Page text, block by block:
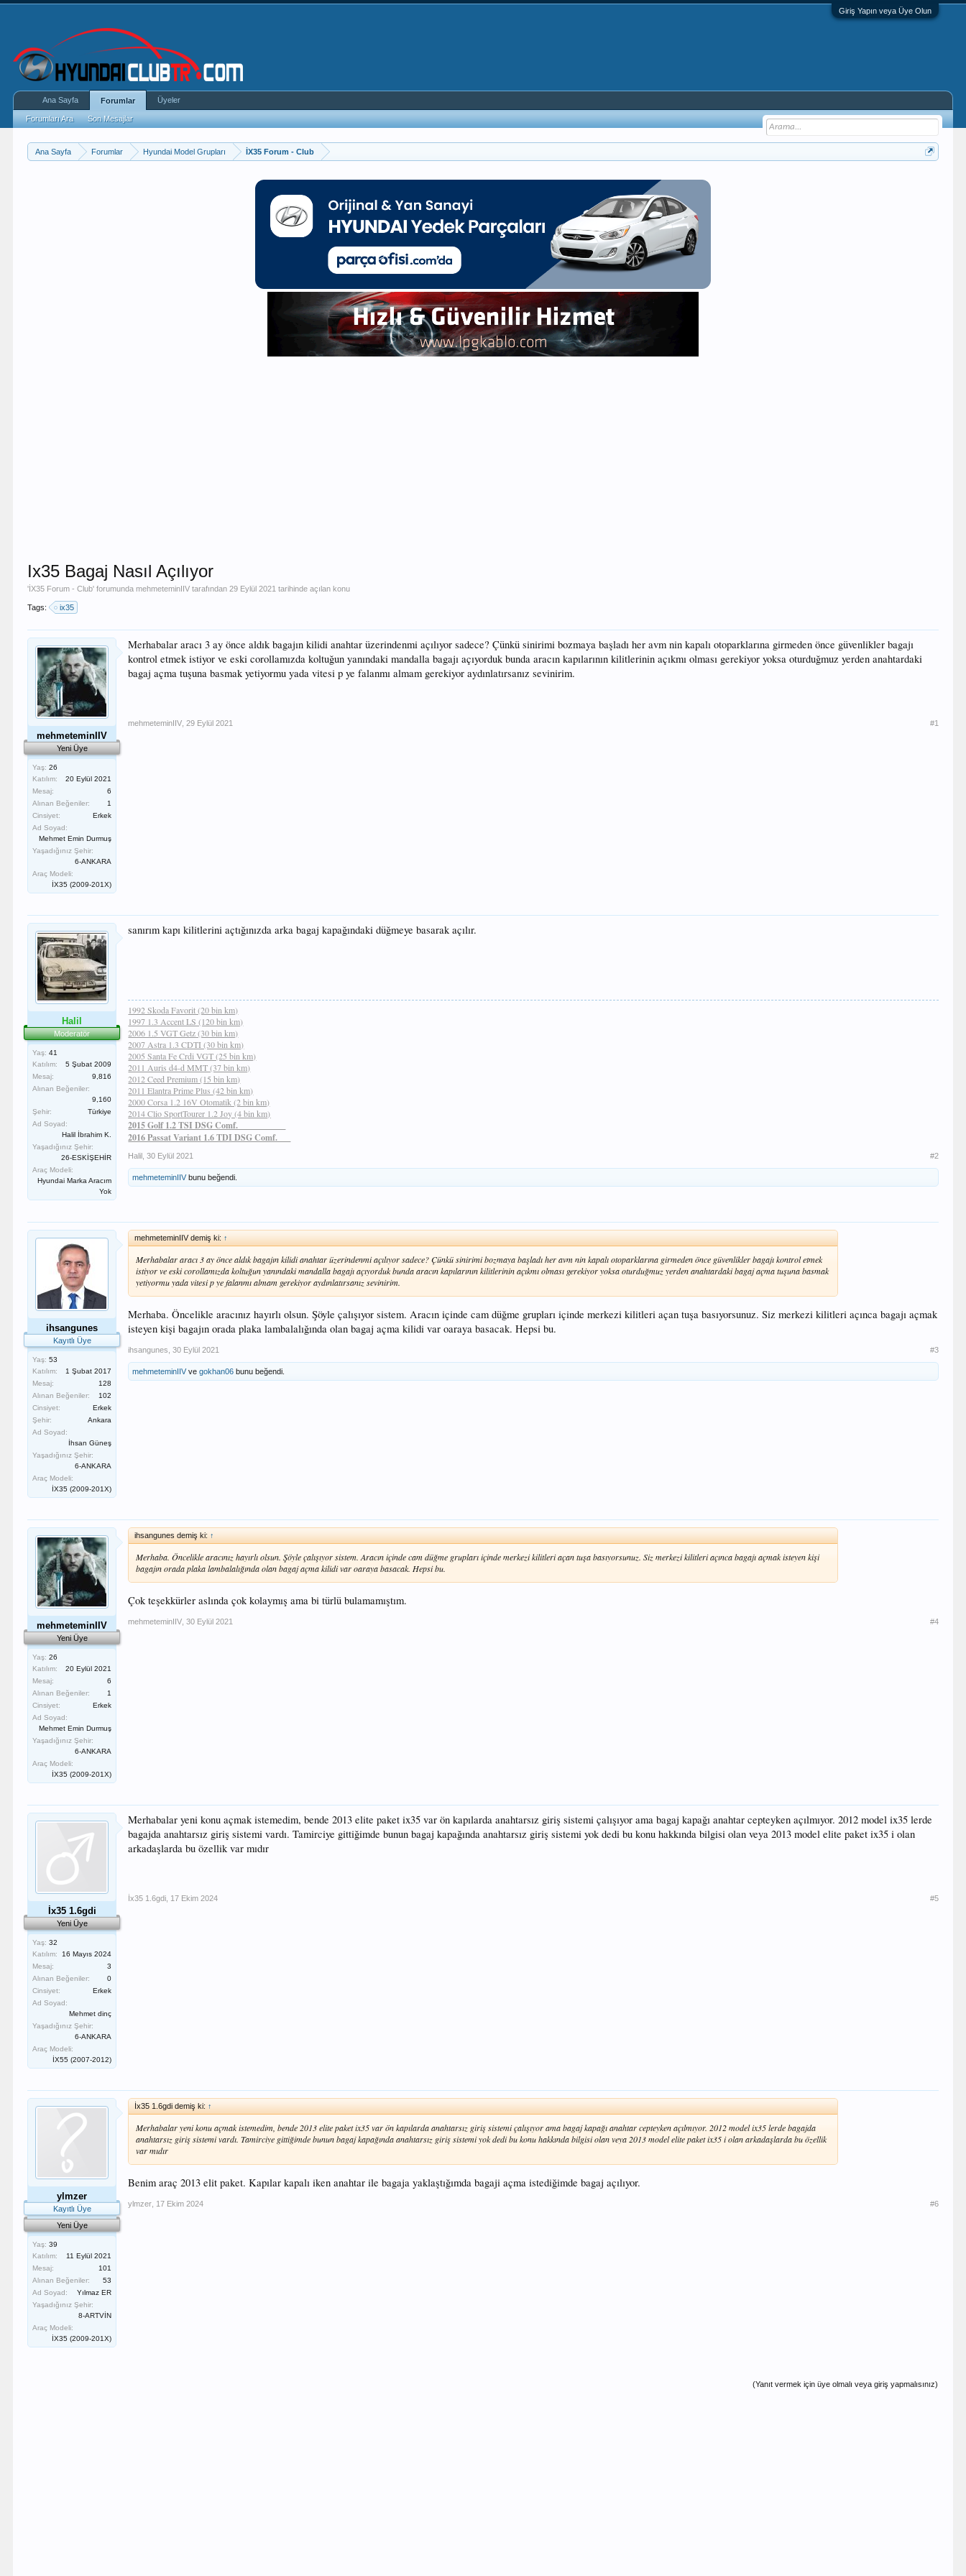
Giriş Yapın veya Üye Olun
Ana Sayfa Forumlar Hyundai Model Grupları İX35 Forum - Club
Ix35 Bagaj Nasıl Açılıyor
'İX35 Forum - Club' forumundamehmeteminIIV tarafından29 Eylül 2021 tarihinde açılan konu
Tags: ix35
mehmeteminIIV
Yeni Üye
Yaş: 26
Katılım:
20 Eylül 2021
Mesaj:
6
Alınan Beğeniler:
1
Cinsiyet:
Erkek
Ad Soyad:
Mehmet Emin Durmuş
Yaşadığınız Şehir:
6-ANKARA
Araç Modeli:
İX35 (2009-201X)
Merhabalar aracı 3 ay önce aldık bagajın kilidi anahtar üzerindenmi açılıyor sadece? Çünkü sinirimi bozmaya başladı her avm nin kapalı otoparklarına girmeden önce güvenlikler bagajı
kontrol etmek istiyor ve eski corollamızda koltuğun yanındaki mandalla bagajı açıyorduk bunda aracın kapılarının kilitlerinin açıkmı olması gerekiyor yoksa oturduğmuz yerden anahtardaki
bagaj açma tuşuna basmak yetiyormu yada vitesi p ye falanmı almam gerekiyor aydınlatırsanız sevinirim.
mehmeteminIIV 29 Eylül 2021 #1
Halil
Moderatör
Yaş: 41
Katılım:
5 Şubat 2009
Mesaj:
9,816
Alınan Beğeniler:
9,160
Şehir:
Türkiye
Ad Soyad:
Halil İbrahim K.
Yaşadığınız Şehir:
26-ESKİŞEHİR
Araç Modeli:
Hyundai Marka Aracım
Yok
sanırım kapı kilitlerini açtığınızda arka bagaj kapağındaki düğmeye basarak açılır.
1992 Skoda Favorit (20 bin km)
1997 1.3 Accent LS (120 bin km)
2006 1.5 VGT Getz (30 bin km)
2007 Astra 1.3 CDTI (30 bin km)
2005 Santa Fe Crdi VGT (25 bin km)
2011 Auris d4-d MMT (37 bin km)
2012 Ceed Premium (15 bin km)
2011 Elantra Prime Plus (42 bin km)
2000 Corsa 1.2 16V Otomatik (2 bin km)
2014 Clio SportTourer 1.2 Joy(4 bin km)
2015 Golf 1.2 TSI DSG Comf.___________
2016 Passat Variant 1.6 TDI DSG Comf.___
Halil 30 Eylül 2021 #2
mehmeteminIIV bunu beğendi.
ihsangunes
Kayıtlı Üye
Yaş: 53
Katılım:
1 Şubat 2017
Mesaj:
128
Alınan Beğeniler:
102
Cinsiyet:
Erkek
Şehir:
Ankara
Ad Soyad:
İhsan Güneş
Yaşadığınız Şehir:
6-ANKARA
Araç Modeli:
İX35 (2009-201X)
mehmeteminIIV demiş ki: ↑
Merhabalar aracı 3 ay önce aldık bagajın kilidi anahtar üzerindenmi açılıyor sadece? Çünkü sinirimi bozmaya başladı her avm nin kapalı otoparklarına girmeden önce güvenlikler bagajı kontrol etmek
istiyor ve eski corollamızda koltuğun yanındaki mandalla bagajı açıyorduk bunda aracın kapılarının kilitlerinin açıkmı olması gerekiyor yoksa oturduğmuz yerden anahtardaki bagaj açma tuşuna basmak
yetiyormu yada vitesi p ye falanmı almam gerekiyor aydınlatırsanız sevinirim.
Merhaba. Öncelikle aracınız hayırlı olsun. Şöyle çalışıyor sistem. Aracın içinde cam düğme grupları içinde merkezi kilitleri açan tuşa basıyorsunuz. Siz merkezi kilitleri açınca bagajı açmak
isteyen kişi bagajın orada plaka lambalalığında olan bagaj açma kilidi var oaraya basacak. Hepsi bu.
ihsangunes 30 Eylül 2021 #3
mehmeteminIIV vegokhan06 bunu beğendi.
mehmeteminIIV
Yeni Üye
Yaş: 26
Katılım:
20 Eylül 2021
Mesaj:
6
Alınan Beğeniler:
1
Cinsiyet:
Erkek
Ad Soyad:
Mehmet Emin Durmuş
Yaşadığınız Şehir:
6-ANKARA
Araç Modeli:
İX35 (2009-201X)
ihsangunes demiş ki: ↑
Merhaba. Öncelikle aracınız hayırlı olsun. Şöyle çalışıyor sistem. Aracın içinde cam düğme grupları içinde merkezi kilitleri açan tuşa basıyorsunuz. Siz merkezi kilitleri açınca bagajı açmak isteyen kişi
bagajın orada plaka lambalalığında olan bagaj açma kilidi var oaraya basacak. Hepsi bu.
Çok teşekkürler aslında çok kolaymış ama bi türlü bulamamıştım.
mehmeteminIIV 30 Eylül 2021 #4
İx35 1.6gdi
Yeni Üye
Yaş: 32
Katılım:
16 Mayıs 2024
Mesaj:
3
Alınan Beğeniler:
0
Cinsiyet:
Erkek
Ad Soyad:
Mehmet dinç
Yaşadığınız Şehir:
6-ANKARA
Araç Modeli:
İX55 (2007-2012)
Merhabalar yeni konu açmak istemedim, bende 2013 elite paket ix35 var ön kapılarda anahtarsız giriş sistemi çalışıyor ama bagaj kapağı anahtar cepteyken açılmıyor. 2012 model ix35 lerde
bagajda anahtarsız giriş sistemi vardı. Tamirciye gittiğimde bunun bagaj kapağında anahtarsız giriş sistemi yok dedi bu konu hakkında bilgisi olan veya 2013 model elite paket ix35 i olan
arkadaşlarda bu özellik var mıdır
İx35 1.6gdi 17 Ekim 2024 #5
ylmzer
Kayıtlı Üye
Yeni Üye
Yaş: 39
Katılım:
11 Eylül 2021
Mesaj:
101
Alınan Beğeniler:
53
Ad Soyad:
Yılmaz ER
Yaşadığınız Şehir:
8-ARTVİN
Araç Modeli:
İX35 (2009-201X)
İx35 1.6gdi demiş ki: ↑
Merhabalar yeni konu açmak istemedim, bende 2013 elite paket ix35 var ön kapılarda anahtarsız giriş sistemi çalışıyor ama bagaj kapağı anahtar cepteyken açılmıyor. 2012 model ix35 lerde bagajda
anahtarsız giriş sistemi vardı. Tamirciye gittiğimde bunun bagaj kapağında anahtarsız giriş sistemi yok dedi bu konu hakkında bilgisi olan veya 2013 model elite paket ix35 i olan arkadaşlarda bu özellik
var mıdır
Benim araç 2013 elit paket. Kapılar kapalı iken anahtar ile bagaja yaklaştığımda bagaji açma istediğimde bagaj açılıyor.
ylmzer 17 Ekim 2024 #6
(Yanıt vermek için üye olmalı veya giriş yapmalısınız)
Ana Sayfa Forumlar
Forumları Ara Son Mesajlar
Üyeler